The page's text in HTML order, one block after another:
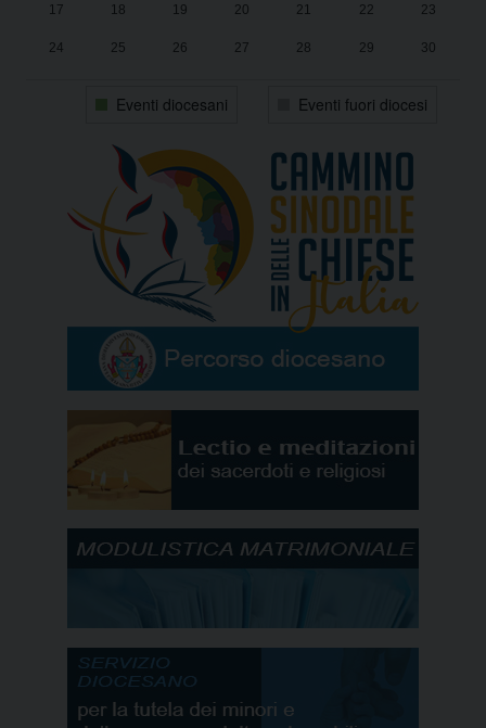
17 18 19 20 21 22 23
24 25 26 27 28 29 30
Eventi diocesani Eventi fuori diocesi